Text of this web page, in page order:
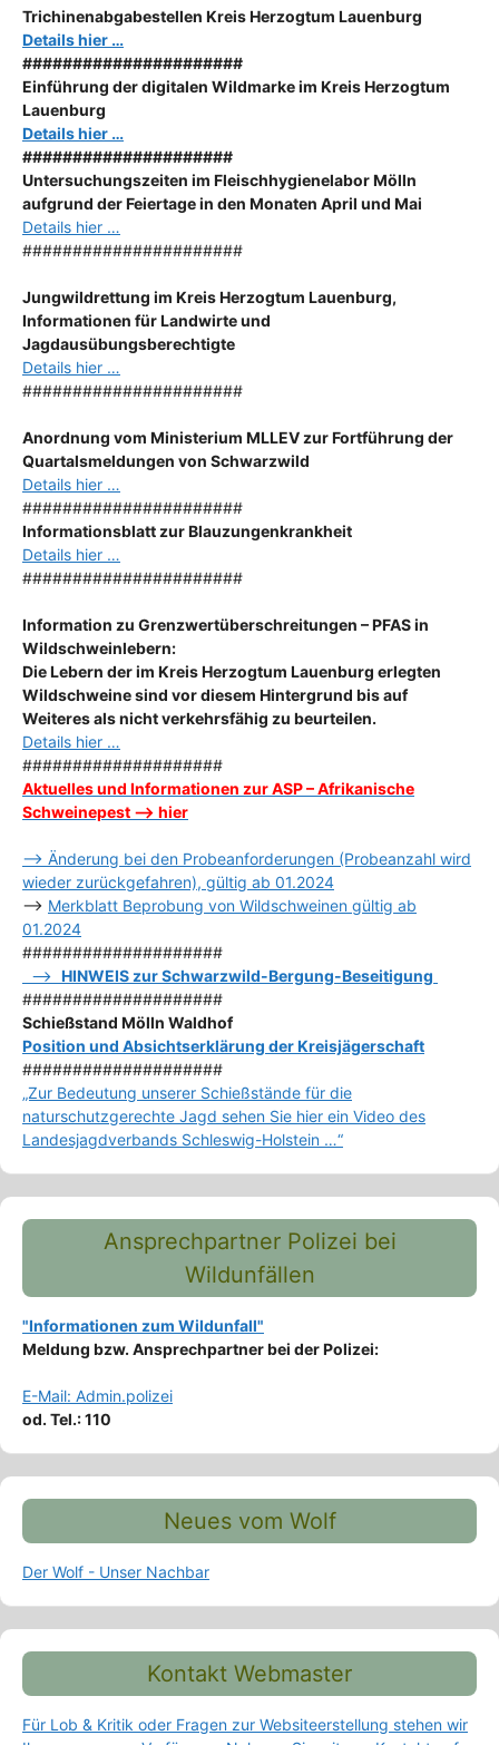
Trichinenabgabestellen Kreis Herzogtum Lauenburg
Details hier …
######################
Einführung der digitalen Wildmarke im Kreis Herzogtum
Lauenburg
Details hier …
#####################
Untersuchungszeiten im Fleischhygienelabor Mölln
aufgrund der Feiertage in den Monaten April und Mai
Details hier …
######################
Jungwildrettung im Kreis Herzogtum Lauenburg,
Informationen für Landwirte und
Jagdausübungsberechtigte
Details hier …
######################
Anordnung vom Ministerium MLLEV zur Fortführung der
Quartalsmeldungen von Schwarzwild
Details hier …
######################
Informationsblatt zur Blauzungenkrankheit
Details hier …
######################
Information zu Grenzwertüberschreitungen – PFAS in
Wildschweinlebern:
Die Lebern der im Kreis Herzogtum Lauenburg erlegten
Wildschweine sind vor diesem Hintergrund bis auf
Weiteres als nicht verkehrsfähig zu beurteilen.
Details hier …
####################
Aktuelles und Informationen zur ASP – Afrikanische
Schweinepest –> hier
–> Änderung bei den Probeanforderungen (Probeanzahl wird
wieder zurückgefahren), gültig ab 01.2024
–> Merkblatt Beprobung von Wildschweinen gültig ab
01.2024
####################
–> HINWEIS zur Schwarzwild-Bergung-Beseitigung
####################
Schießstand Mölln Waldhof
Position und Absichtserklärung der Kreisjägerschaft
####################
„Zur Bedeutung unserer Schießstände für die
naturschutzgerechte Jagd sehen Sie hier ein Video des
Landesjagdverbands Schleswig-Holstein …“
Ansprechpartner Polizei bei
Wildunfällen
"Informationen zum Wildunfall"
Meldung bzw. Ansprechpartner bei der Polizei:
E-Mail: Admin.polizei
od. Tel.: 110
Neues vom Wolf
Der Wolf - Unser Nachbar
Kontakt Webmaster
Für Lob & Kritik oder Fragen zur Websiteerstellung stehen wir